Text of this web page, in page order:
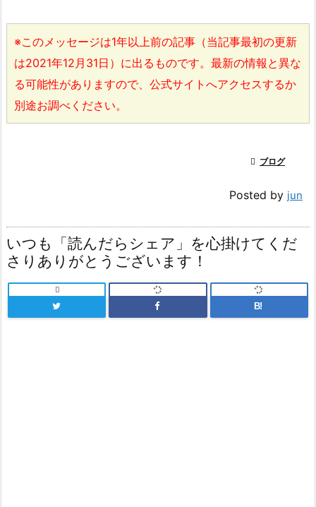
※このメッセージは1年以上前の記事（当記事最初の更新
は2021年12月31日）に出るものです。最新の情報と異な
る可能性がありますので、公式サイトへアクセスするか
別途お調べください。
 ブログ
Posted by jun
いつも「読んだらシェア」を心掛けてくだ
さりありがとうございます！

B!